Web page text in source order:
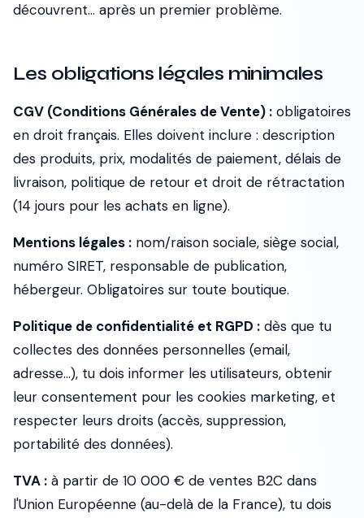
découvrent... après un premier problème.
Les obligations légales minimales
CGV (Conditions Générales de Vente) : obligatoires
en droit français. Elles doivent inclure : description
des produits, prix, modalités de paiement, délais de
livraison, politique de retour et droit de rétractation
(14 jours pour les achats en ligne).
Mentions légales : nom/raison sociale, siège social,
numéro SIRET, responsable de publication,
hébergeur. Obligatoires sur toute boutique.
Politique de confidentialité et RGPD : dès que tu
collectes des données personnelles (email,
adresse...), tu dois informer les utilisateurs, obtenir
leur consentement pour les cookies marketing, et
respecter leurs droits (accès, suppression,
portabilité des données).
TVA : à partir de 10 000 € de ventes B2C dans
l'Union Européenne (au-delà de la France), tu dois